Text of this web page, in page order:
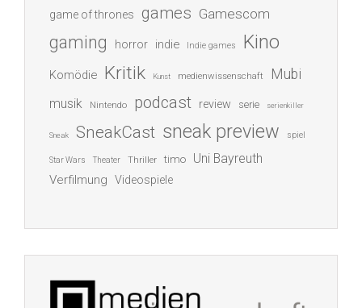
game of thrones games Gamescom
gaming horror indie Indie games Kino
Komödie Kritik Kunst medienwissenschaft Mubi
musik Nintendo podcast review serie serienkiller
Sneak SneakCast sneak preview spiel
Star Wars Theater Thriller timo Uni Bayreuth
Verfilmung Videospiele